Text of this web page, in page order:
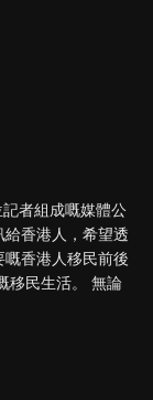
者組成嘅媒體公
香港人，希望透
香港人移民前後
移民生活。 無論